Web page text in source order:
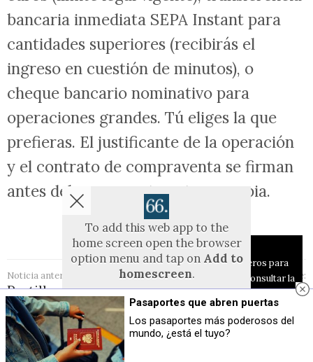
bancaria inmediata SEPA Instant para
cantidades superiores (recibirás el
ingreso en cuestión de minutos), o
cheque bancario nominativo para
operaciones grandes. Tú eliges la que
prefieras. El justificante de la operación
y el contrato de compraventa se firman
antes del pago y se te entrega copia.
Noticia anterior:
Pastillas de freno,
cuánto duran
realmente y qué
hace que se gasten
antes
Noticia siguiente:
Cómo la gestión
omnicanal redefine
la atención al
cliente en los
centros de contacto
Pasaportes que abren puertas
Los pasaportes más poderosos del
mundo, ¿está el tuyo?
Aviso sobre el Uso de cookies:
Utilizamos cookies nuestras y de terceros para
el funcionamiento del digital. Puedes consultar la
lista de cookies y como desconectarlas.
nuestra Política de Privacidad y Cookies
Aceptar Cookies Personalizar
To add this web app to the
home screen open the browser
option menu and tap on Add to
homescreen.
The menu can be accessed by pressing
the menu hardware button if your device
has one, or by tapping the top right
menu icon
.